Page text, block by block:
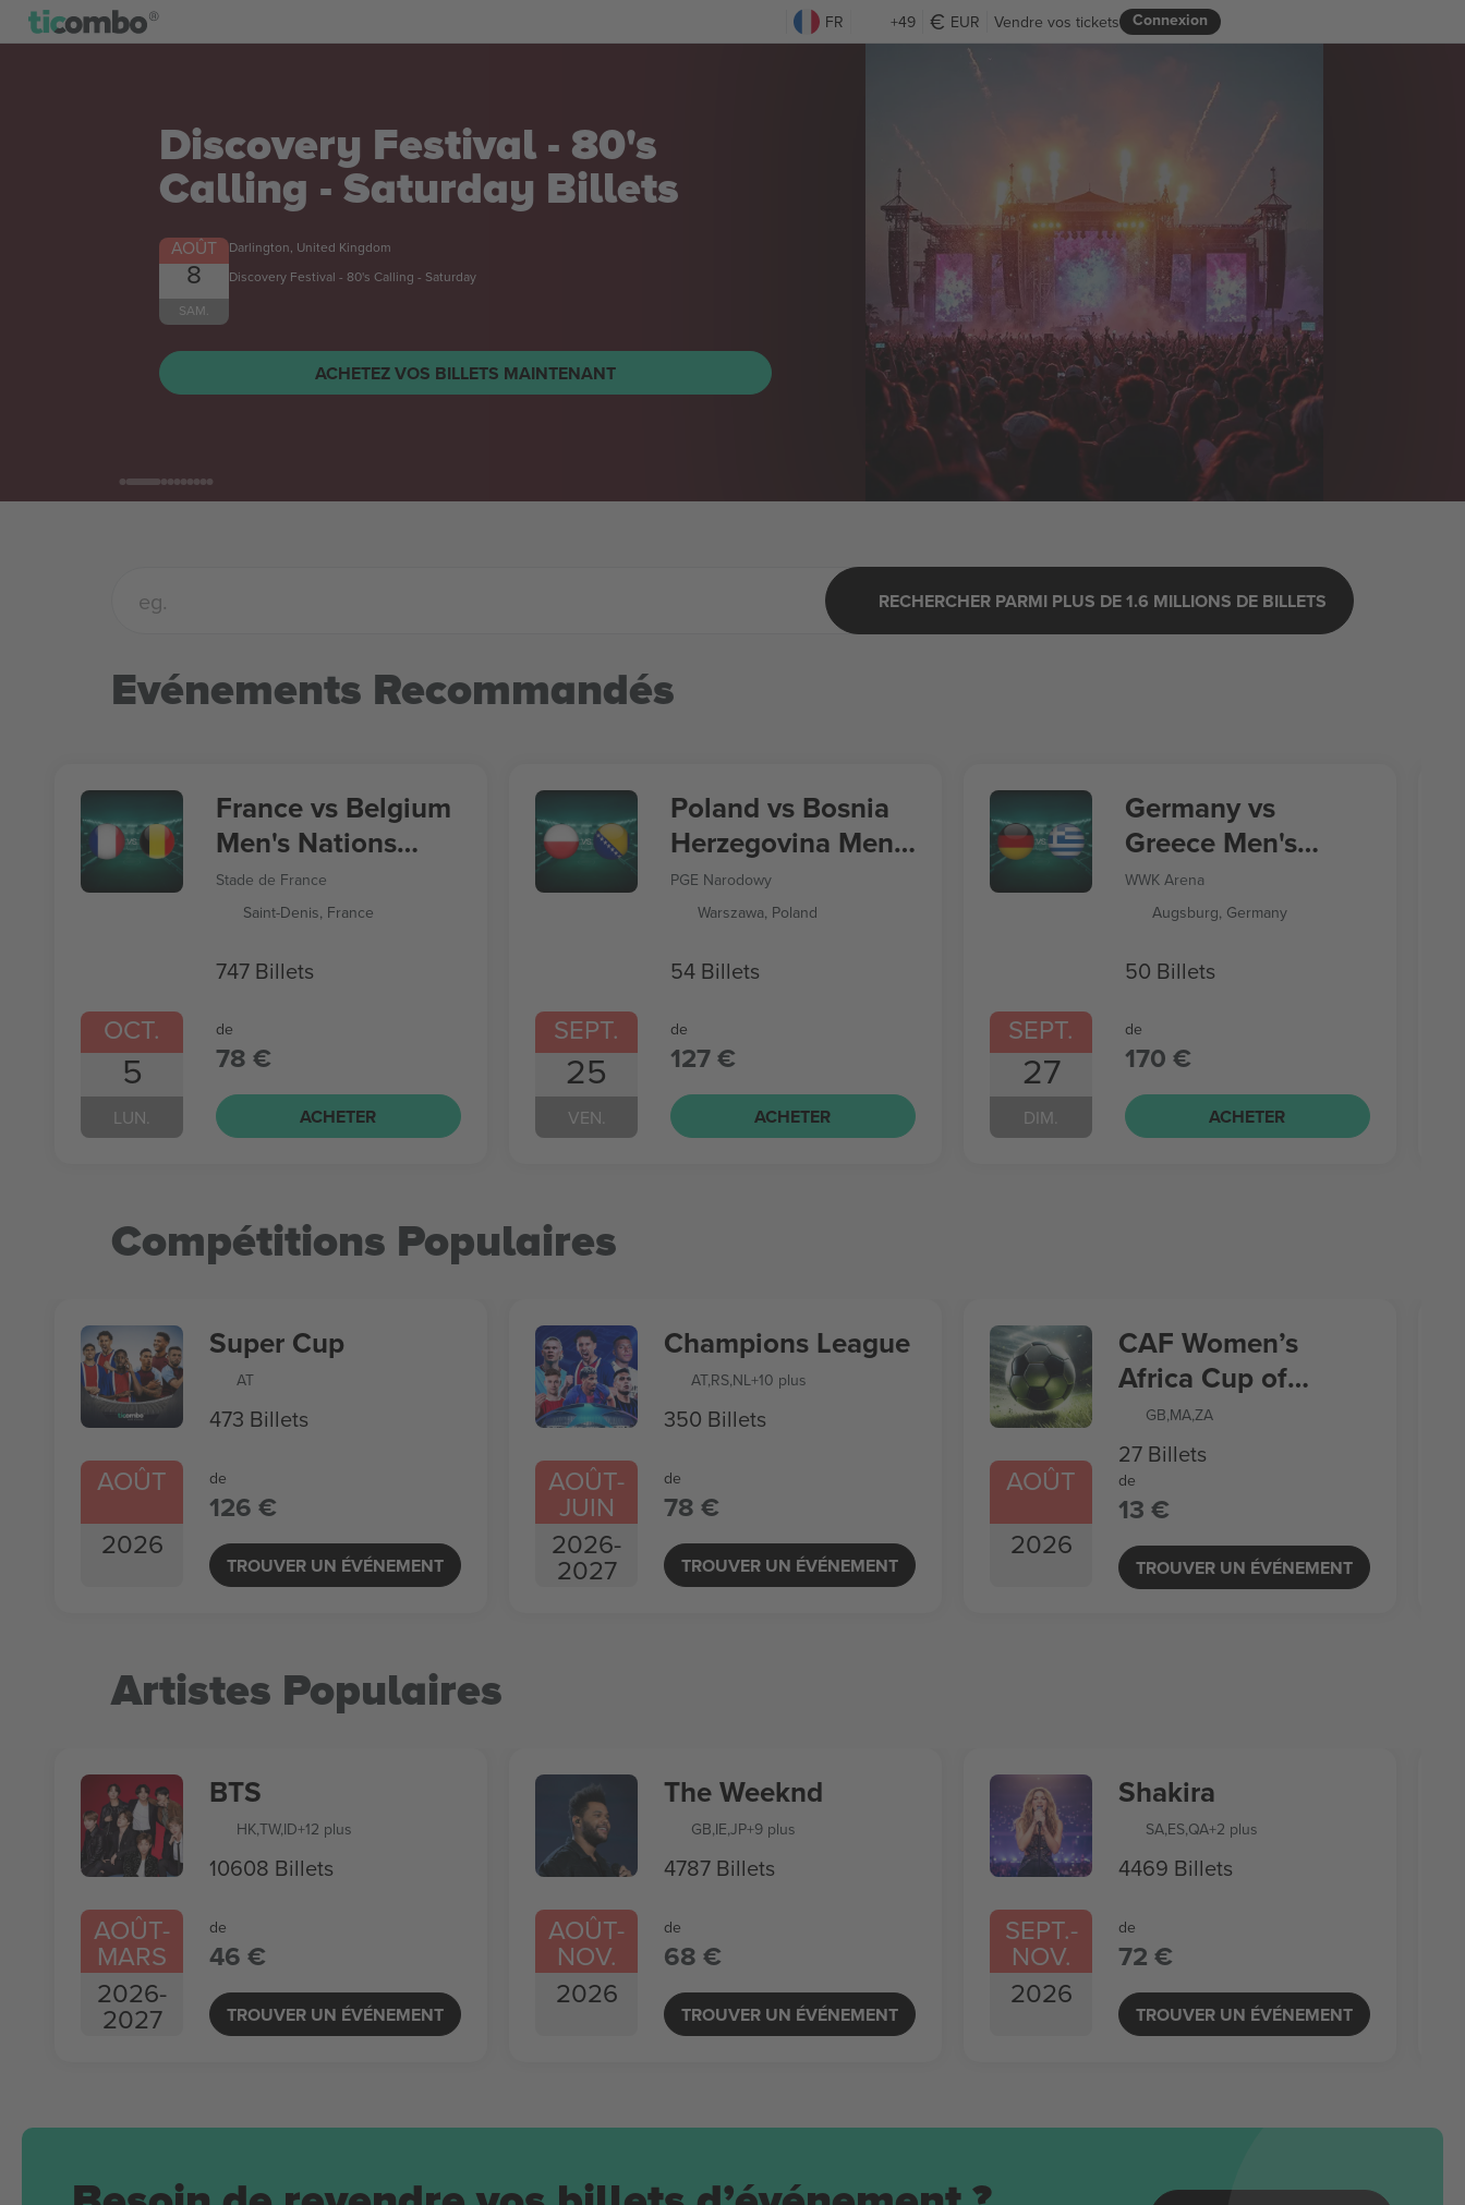
FR +49 EUR Connexion
Vendre vos tickets
Discovery Festival - 80's
Calling - Saturday Billets
AOÛT
8
SAM.
Darlington, United Kingdom
Discovery Festival - 80's Calling - Saturday
ACHETEZ VOS BILLETS MAINTENANT
RECHERCHER PARMI PLUS DE 1.6 MILLIONS DE BILLETS
Evénements Recommandés
OCT.
5
LUN.
France vs Belgium
Men's Nations
League
Stade de France
Saint-Denis, France
747 Billets
de
78 €
ACHETER
SEPT.
25
VEN.
Poland vs Bosnia
Herzegovina Men's
Nations League
PGE Narodowy
Warszawa, Poland
54 Billets
de
127 €
ACHETER
SEPT.
27
DIM.
Germany vs
Greece Men's
Nations League
WWK Arena
Augsburg, Germany
50 Billets
de
170 €
ACHETER
Compétitions Populaires
AOÛT
2026
Super Cup
AT
473 Billets
de
126 €
TROUVER UN ÉVÉNEMENT
AOÛT-
JUIN
2026-
2027
Champions League
AT,RS,NL+10 plus
350 Billets
de
78 €
TROUVER UN ÉVÉNEMENT
AOÛT
2026
CAF Women’s
Africa Cup of
Nations
GB,MA,ZA
27 Billets
de
13 €
TROUVER UN ÉVÉNEMENT
Artistes Populaires
AOÛT-
MARS
2026-
2027
BTS
HK,TW,ID+12 plus
10608 Billets
de
46 €
TROUVER UN ÉVÉNEMENT
AOÛT-
NOV.
2026
The Weeknd
GB,IE,JP+9 plus
4787 Billets
de
68 €
TROUVER UN ÉVÉNEMENT
SEPT.-
NOV.
2026
Shakira
SA,ES,QA+2 plus
4469 Billets
de
72 €
TROUVER UN ÉVÉNEMENT